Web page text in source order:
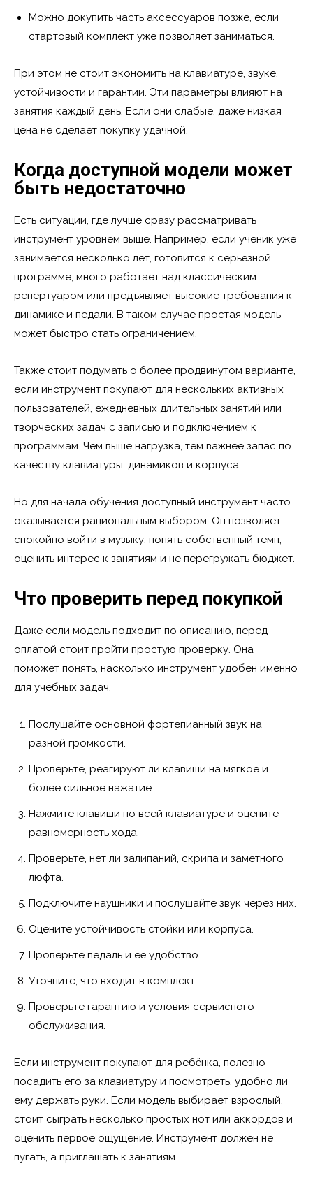
Можно докупить часть аксессуаров позже, если
стартовый комплект уже позволяет заниматься.
При этом не стоит экономить на клавиатуре, звуке,
устойчивости и гарантии. Эти параметры влияют на
занятия каждый день. Если они слабые, даже низкая
цена не сделает покупку удачной.
Когда доступной модели может
быть недостаточно
Есть ситуации, где лучше сразу рассматривать
инструмент уровнем выше. Например, если ученик уже
занимается несколько лет, готовится к серьёзной
программе, много работает над классическим
репертуаром или предъявляет высокие требования к
динамике и педали. В таком случае простая модель
может быстро стать ограничением.
Также стоит подумать о более продвинутом варианте,
если инструмент покупают для нескольких активных
пользователей, ежедневных длительных занятий или
творческих задач с записью и подключением к
программам. Чем выше нагрузка, тем важнее запас по
качеству клавиатуры, динамиков и корпуса.
Но для начала обучения доступный инструмент часто
оказывается рациональным выбором. Он позволяет
спокойно войти в музыку, понять собственный темп,
оценить интерес к занятиям и не перегружать бюджет.
Что проверить перед покупкой
Даже если модель подходит по описанию, перед
оплатой стоит пройти простую проверку. Она
поможет понять, насколько инструмент удобен именно
для учебных задач.
Послушайте основной фортепианный звук на
разной громкости.
Проверьте, реагируют ли клавиши на мягкое и
более сильное нажатие.
Нажмите клавиши по всей клавиатуре и оцените
равномерность хода.
Проверьте, нет ли залипаний, скрипа и заметного
люфта.
Подключите наушники и послушайте звук через них.
Оцените устойчивость стойки или корпуса.
Проверьте педаль и её удобство.
Уточните, что входит в комплект.
Проверьте гарантию и условия сервисного
обслуживания.
Если инструмент покупают для ребёнка, полезно
посадить его за клавиатуру и посмотреть, удобно ли
ему держать руки. Если модель выбирает взрослый,
стоит сыграть несколько простых нот или аккордов и
оценить первое ощущение. Инструмент должен не
пугать, а приглашать к занятиям.